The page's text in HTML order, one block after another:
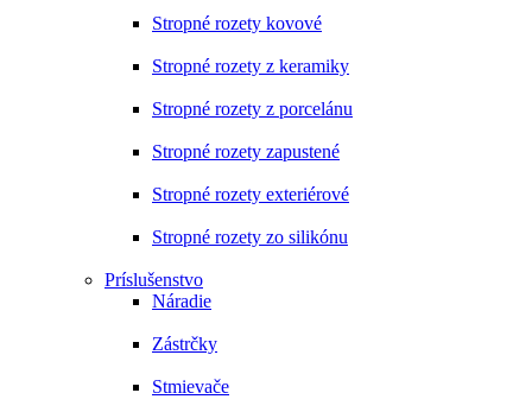
Stropné rozety kovové
Stropné rozety z keramiky
Stropné rozety z porcelánu
Stropné rozety zapustené
Stropné rozety exteriérové
Stropné rozety zo silikónu
Príslušenstvo
Náradie
Zástrčky
Stmievače